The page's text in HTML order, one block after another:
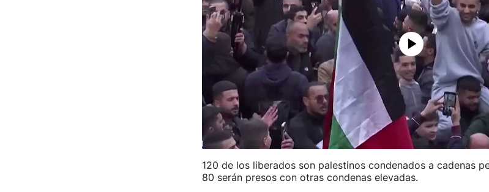
120 de los liberados son palestinos condenados a cadenas
80 serán presos con otras condenas elevadas.